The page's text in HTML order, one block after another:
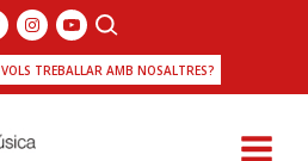
VOLS TREBALLAR AMB NOSALTRES?